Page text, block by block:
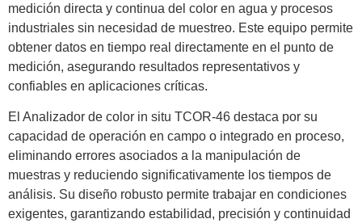
medición directa y continua del color en agua y procesos
industriales sin necesidad de muestreo. Este equipo permite
obtener datos en tiempo real directamente en el punto de
medición, asegurando resultados representativos y
confiables en aplicaciones críticas.
El Analizador de color in situ TCOR-46 destaca por su
capacidad de operación en campo o integrado en proceso,
eliminando errores asociados a la manipulación de
muestras y reduciendo significativamente los tiempos de
análisis. Su diseño robusto permite trabajar en condiciones
exigentes, garantizando estabilidad, precisión y continuidad